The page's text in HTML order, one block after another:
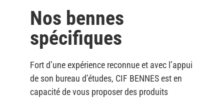
Nos bennes
spécifiques
Fort d’une expérience reconnue et avec l’appui
de son bureau d’études, CIF BENNES est en
capacité de vous proposer des produits